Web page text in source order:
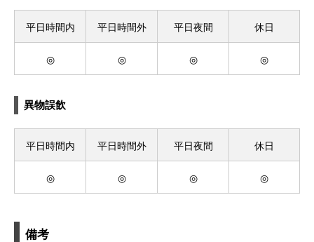
平日時間内 平日時間外 平日夜間 休日
◎ ◎ ◎ ◎
異物誤飲
平日時間内 平日時間外 平日夜間 休日
◎ ◎ ◎ ◎
備考